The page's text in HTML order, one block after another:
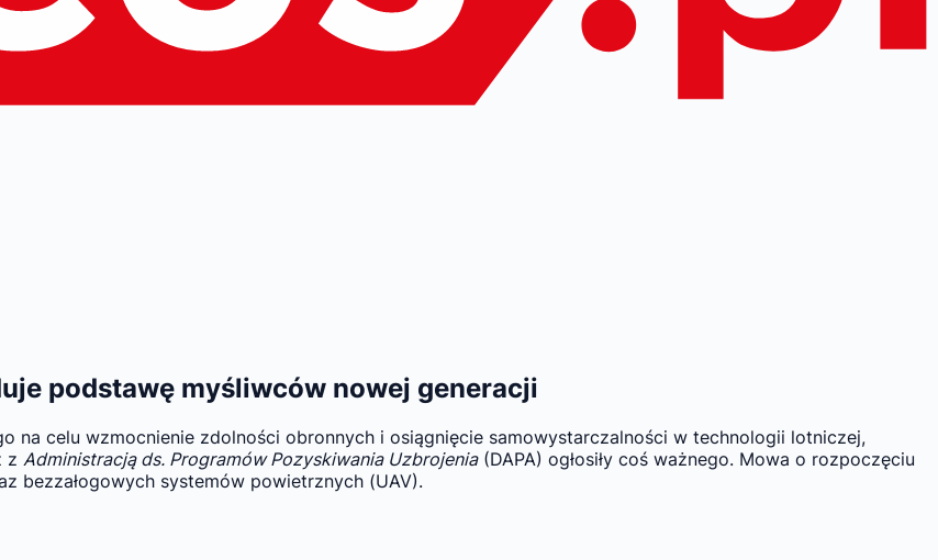
podstawę myśliwców nowej generacji
na celu wzmocnienie zdolności obronnych i osiągnięcie samowystarczalności w technologii lotniczej,
z Administracją ds. Programów Pozyskiwania Uzbrojenia(DAPA) ogłosiły coś ważnego. Mowa o rozpoczęciu
bezzałogowych systemów powietrznych (UAV).